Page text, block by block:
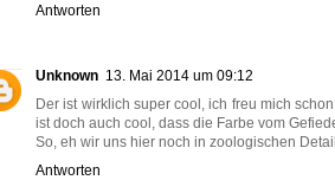
Antworten
Unknown 13. Mai 2014 um 09:12
Der ist wirklich super cool, ich freu mich
ist doch auch cool, dass die Farbe vom
So, eh wir uns hier noch in zoologischen
Antworten